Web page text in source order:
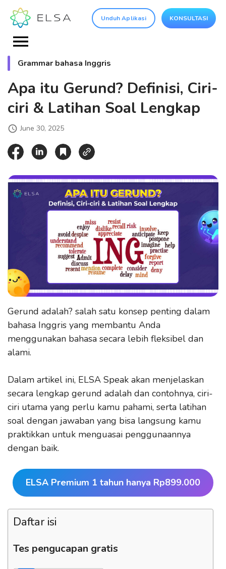
Unduh Aplikasi KONSULTASI
Grammar bahasa Inggris
Apa itu Gerund? Definisi, Ciri-
ciri & Latihan Soal Lengkap
June 30, 2025
Gerund adalah? salah satu konsep penting dalam
bahasa Inggris yang membantu Anda
menggunakan bahasa secara lebih fleksibel dan
alami.
Dalam artikel ini, ELSA Speak akan menjelaskan
secara lengkap gerund adalah dan contohnya, ciri-
ciri utama yang perlu kamu pahami, serta latihan
soal dengan jawaban yang bisa langsung kamu
praktikkan untuk menguasai penggunaannya
dengan baik.
ELSA Premium 1 tahun hanya Rp899.000
Daftar isi
Tes pengucapan gratis